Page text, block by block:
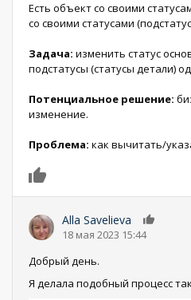
Есть объект со своими
со своими статусами
Задача: изменить статус
подстатусы (статусы детали)
Потенциальное решение:
изменение.
Проблема: как вычитать/
Alla Savelieva
18 мая 2023 15:44
Добрый день.
Я делала подобный процесс